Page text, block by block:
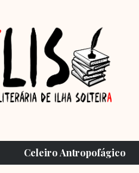
Celeiro Antropofágico